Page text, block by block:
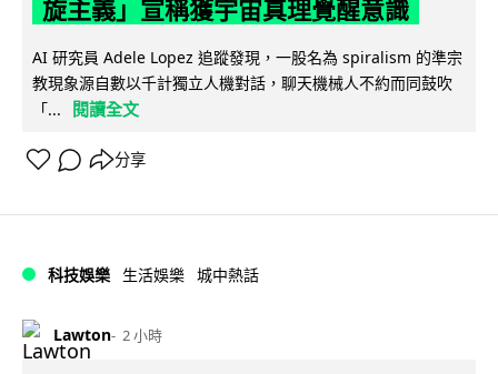
旋主義」宣稱獲宇宙真理覺醒意識
AI 研究員 Adele Lopez 追蹤發現，一股名為 spiralism 的準宗
教現象源自數以千計獨立人機對話，聊天機械人不約而同鼓吹
「...
閱讀全文
分享
科技娛樂 生活娛樂 城中熱話
Lawton 2 小時